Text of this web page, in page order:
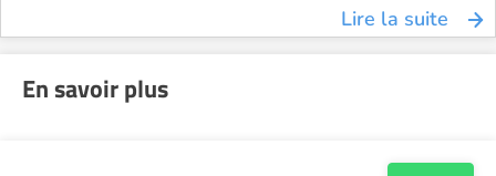
En savoir plus
Lire la suite